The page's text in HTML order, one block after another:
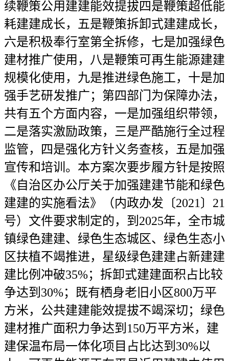
续鞭策公用建建能效提拔四是鞭策超低能
耗建建成长，五是鞭策拆卸式建建成长，
六是积极奉行室第全拆修，七是加强绿色
建材推广使用，八是鞭策可再生能源建建
规模化使用，九是推进绿色施工，十是加
强手艺研发推广；第四部门为保障办法，
共有五个方面内容，一是加强组织带领，
二是落实激励政策，三是严酷施行全过程
监管，四是强化方针义务查核，五是加强
宣传和培训。本方案次要步履方针是按照
《自治区办公厅关于加强建建节能和绿色
建建的实施看法》（内政办发〔2021〕21
号）文件要求制定的，到2025年，全市城
镇绿色建建、绿色生态城区、绿色生态小
区扶植不竭推进，星级绿色建建占新建建
建比例冲破35%；拆卸式建建面积占比较
争达到30%；既有栖身老旧小区800万平
方米，公共建建能效提拔不竭深切；绿色
建材推广面积力争达到150万平方米，建
建保温布局一体化项目占比达到30%以